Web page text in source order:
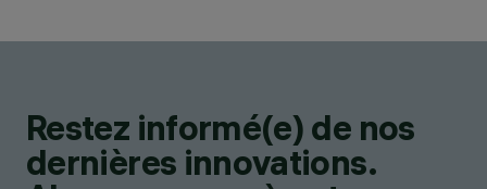
Restez informé(e) de nos
dernières innovations.